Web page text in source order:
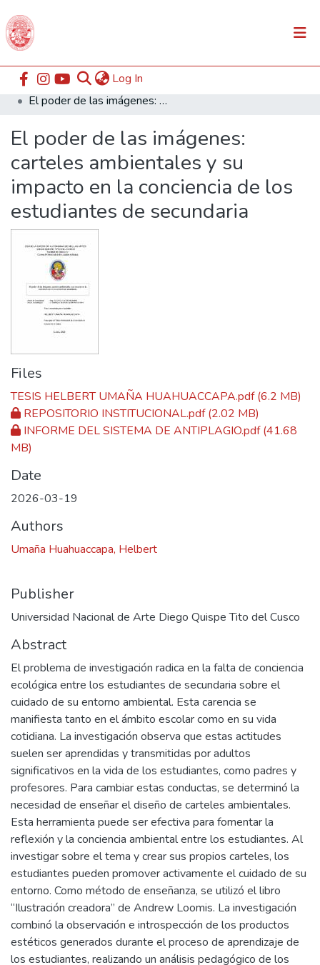
Log In
Communities & Collections
All of DSpace
Statistics
Home ESABAC
Facultad de Educación
El poder de las imágenes: carteles ambientales y su impacto en la conciencia de los estudiantes de secundaria
El poder de las imágenes:
carteles ambientales y su
impacto en la conciencia de los
estudiantes de secundaria
Files
TESIS HELBERT UMAÑA HUAHUACCAPA.pdf(6.2 MB)
REPOSITORIO INSTITUCIONAL.pdf(2.02 MB)
INFORME DEL SISTEMA DE ANTIPLAGIO.pdf(41.68
MB)
Date
2026-03-19
Authors
Umaña Huahuaccapa, Helbert
Publisher
Universidad Nacional de Arte Diego Quispe Tito del Cusco
Abstract
El problema de investigación radica en la falta de conciencia
ecológica entre los estudiantes de secundaria sobre el
cuidado de su entorno ambiental. Esta carencia se
manifiesta tanto en el ámbito escolar como en su vida
cotidiana. La investigación observa que estas actitudes
suelen ser aprendidas y transmitidas por adultos
significativos en la vida de los estudiantes, como padres y
profesores. Para cambiar estas conductas, se determinó la
necesidad de enseñar el diseño de carteles ambientales.
Esta herramienta puede ser efectiva para fomentar la
reflexión y la conciencia ambiental entre los estudiantes. Al
investigar sobre el tema y crear sus propios carteles, los
estudiantes pueden promover activamente el cuidado de su
entorno. Como método de enseñanza, se utilizó el libro
“Ilustración creadora” de Andrew Loomis. La investigación
combinó la observación e introspección de los productos
estéticos generados durante el proceso de aprendizaje de
los estudiantes, realizando un análisis pedagógico de los